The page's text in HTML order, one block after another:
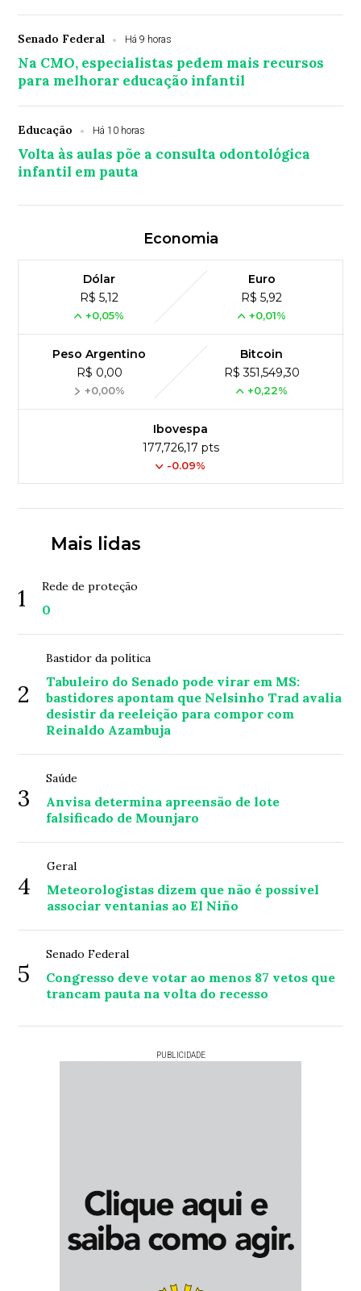
Senado Federal Há 9 horas
Na CMO, especialistas pedem mais recursos
para melhorar educação infantil
Educação Há 10 horas
Volta às aulas põe a consulta odontológica
infantil em pauta
Economia
Dólar
R$ 5,12
+0,05%
Euro
R$ 5,92
+0,01%
Peso Argentino
R$ 0,00
+0,00%
Bitcoin
R$ 351,549,30
+0,22%
Ibovespa
177,726,17 pts
-0.09%
Mais lidas
1 Rede de proteção
0
2
Bastidor da política
Tabuleiro do Senado pode virar em MS:
bastidores apontam que Nelsinho Trad avalia
desistir da reeleição para compor com
Reinaldo Azambuja
3
Saúde
Anvisa determina apreensão de lote
falsificado de Mounjaro
4
Geral
Meteorologistas dizem que não é possível
associar ventanias ao El Niño
5
Senado Federal
Congresso deve votar ao menos 87 vetos que
trancam pauta na volta do recesso
PUBLICIDADE